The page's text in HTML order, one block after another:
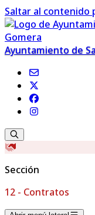
Saltar al contenido
Ayuntamiento de
Sección
12 - Contratos